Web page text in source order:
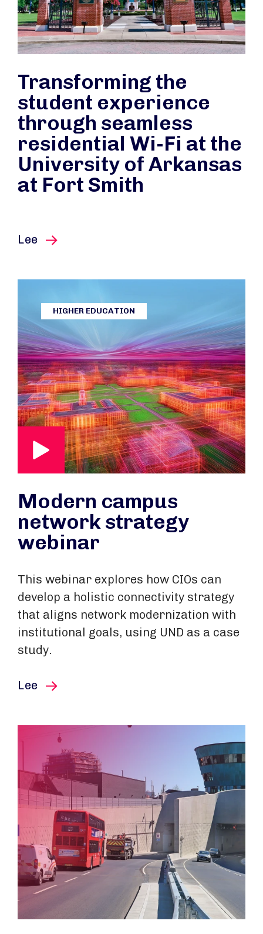
Transforming the
student experience
through seamless
residential Wi-Fi at the
University of Arkansas
at Fort Smith
Lee este artículo
HIGHER EDUCATION
Modern campus
network strategy
webinar
This webinar explores how CIOs can
develop a holistic connectivity strategy
that aligns network modernization with
institutional goals, using UND as a case
study.
Lee este artículo